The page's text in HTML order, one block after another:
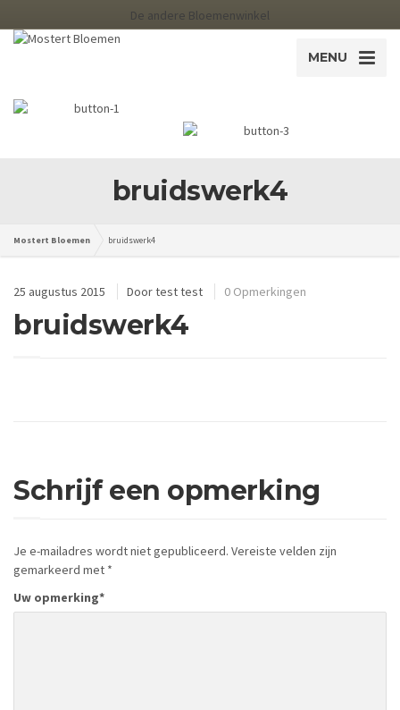
De andere Bloemenwinkel
MENU
bruidswerk4
Mostert Bloemen bruidswerk4
25 augustus 2015 Doortest test 0 Opmerkingen
bruidswerk4
Schrijf een opmerking
Je e-mailadres wordt niet gepubliceerd. Vereiste velden zijn
gemarkeerd met *
Uw opmerking*